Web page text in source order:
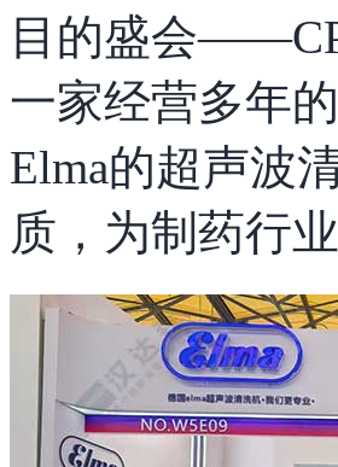
目的盛会
一家经营多年
Elma的超声波
质，为制药行